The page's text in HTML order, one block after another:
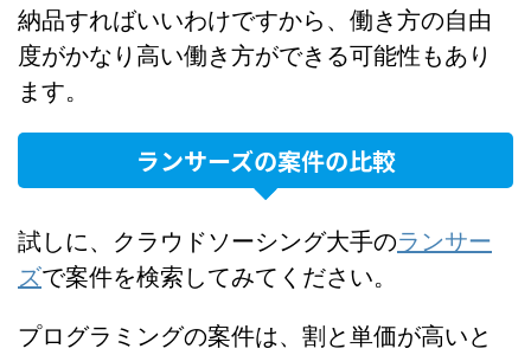
納品すればいいわけですから、働き方の自由
度がかなり高い働き方ができる可能性もあり
ます。
ランサーズの案件の比較
試しに、クラウドソーシング大手のランサー
ズで案件を検索してみてください。
プログラミングの案件は、割と単価が高いと